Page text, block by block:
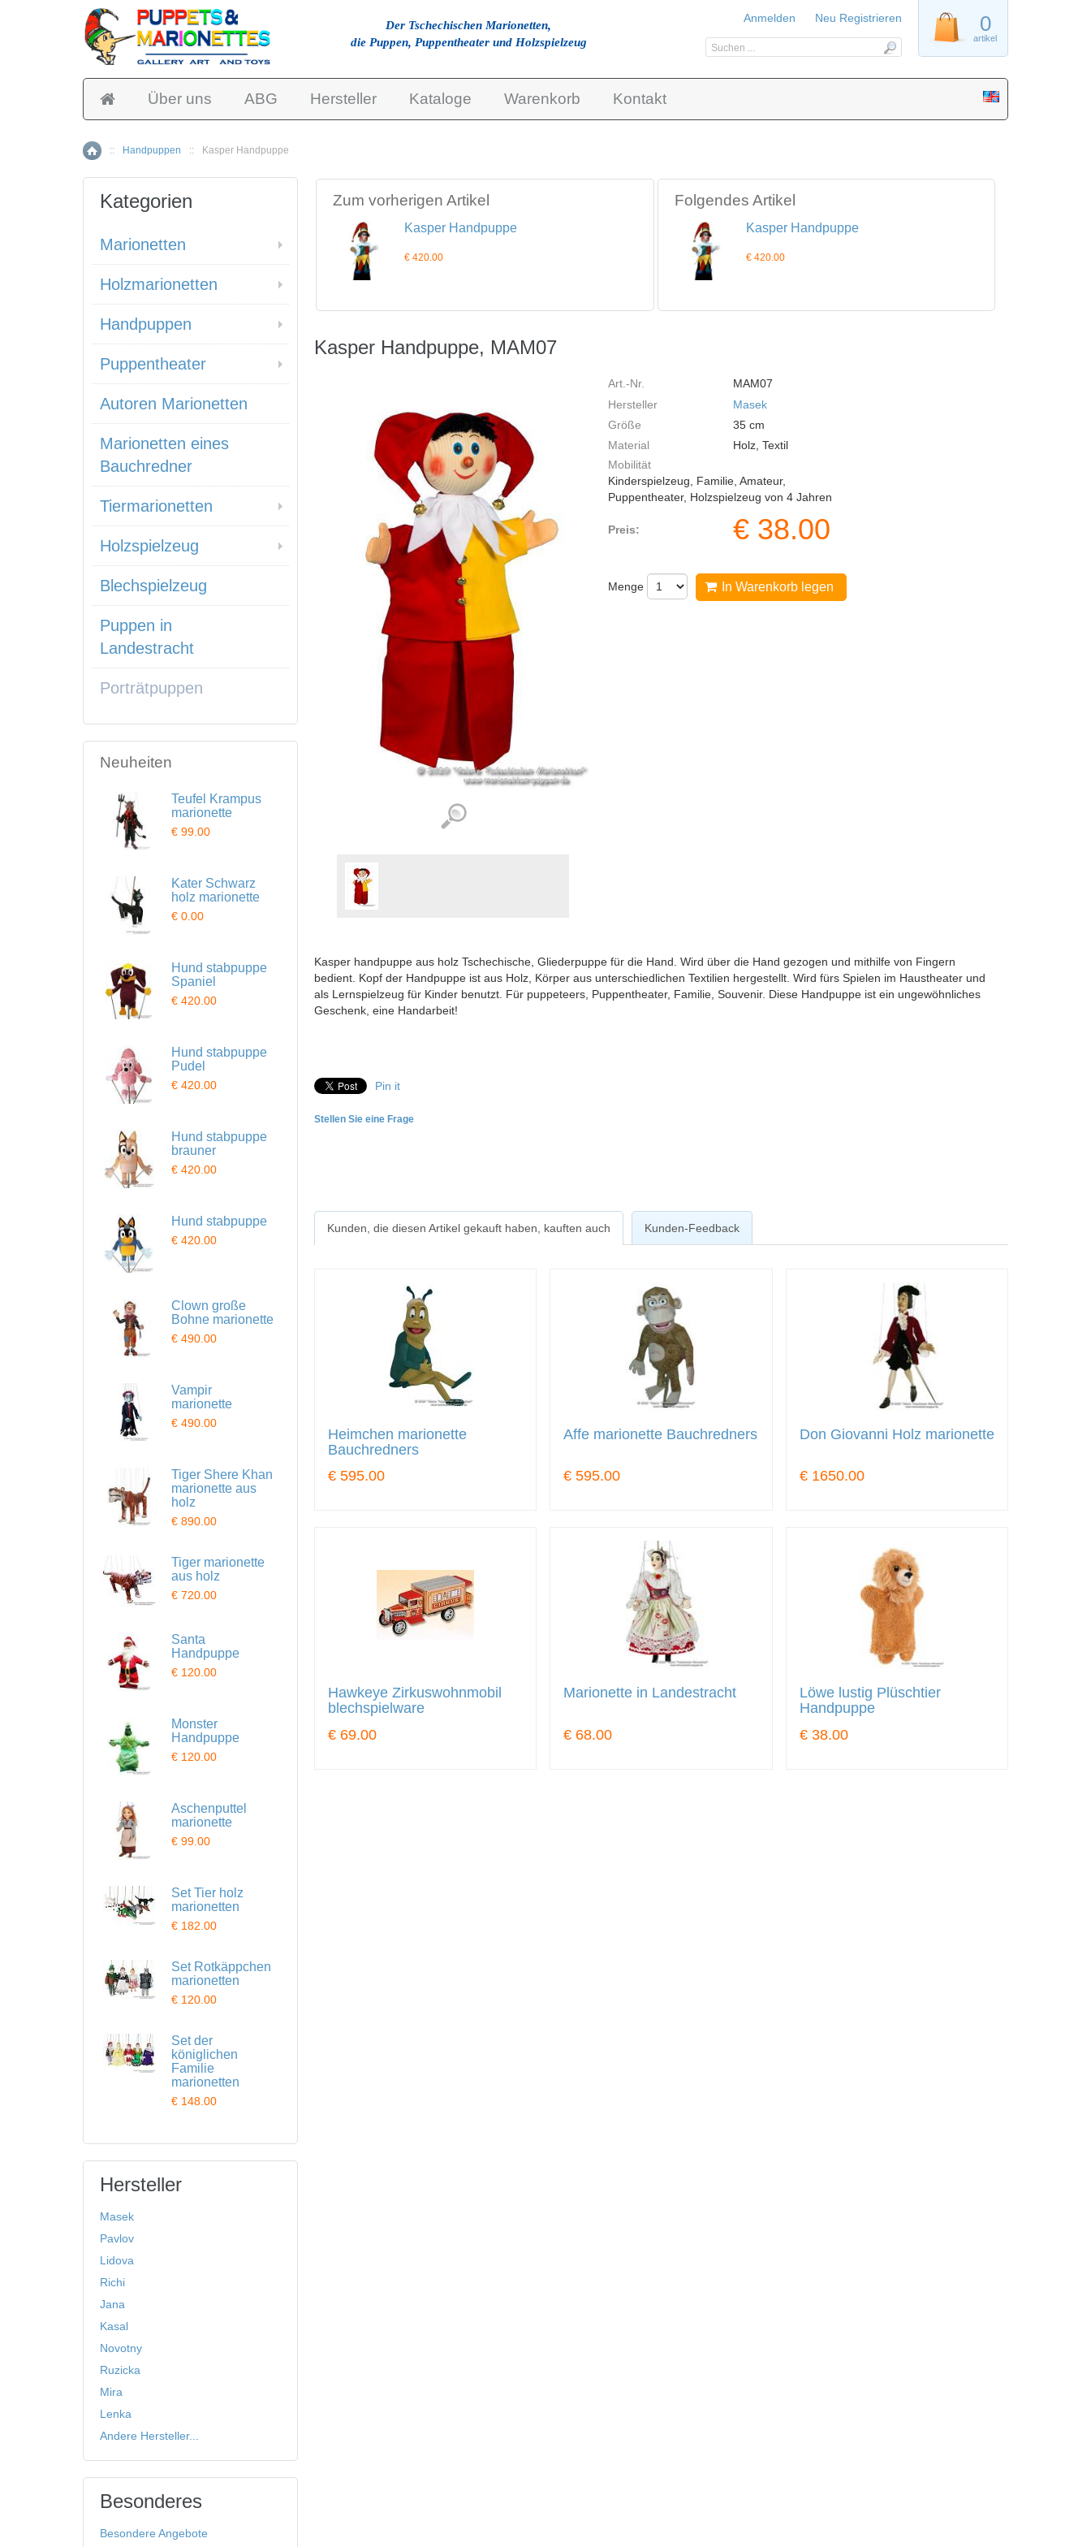
Über uns ABG Hersteller Kataloge Warenkorb Kontakt
Home
:: Handpuppen :: Kasper Handpuppe
Zum vorherigen Artikel
Kasper Handpuppe
€ 420.00
Folgendes Artikel
Kasper Handpuppe
€ 420.00
Kasper Handpuppe, MAM07
Art.-Nr.
MAM07
Hersteller
Masek
Größe
35 cm
Material
Holz, Textil
Mobilität
Kinderspielzeug, Familie, Amateur,
Puppentheater, Holzspielzeug von 4 Jahren
Preis: € 38.00
Menge In Warenkorb legen
Kasper handpuppe aus holz Tschechische, Gliederpuppe für die Hand. Wird über die Hand gezogen und mithilfe von Fingern
bedient. Kopf der Handpuppe ist aus Holz, Körper aus unterschiedlichen Textilien hergestellt. Wird fürs Spielen im Haustheater und
als Lernspielzeug für Kinder benutzt. Für puppeteers, Puppentheater, Familie, Souvenir. Diese Handpuppe ist ein ungewöhnliches
Geschenk, eine Handarbeit!
Pin it
Stellen Sie eine Frage
Kunden, die diesen Artikel gekauft haben, kauften auch Kunden-Feedback
Heimchen marionette
Bauchredners
€ 595.00
Affe marionette Bauchredners
€ 595.00
Don Giovanni Holz marionette
€ 1650.00
Hawkeye Zirkuswohnmobil
blechspielware
€ 69.00
Marionette in Landestracht
€ 68.00
Löwe lustig Plüschtier
Handpuppe
€ 38.00
Kategorien
Marionetten
Holzmarionetten
Handpuppen
Puppentheater
Autoren Marionetten
Marionetten eines
Bauchredner
Tiermarionetten
Holzspielzeug
Blechspielzeug
Puppen in
Landestracht
Porträtpuppen
Neuheiten
Teufel Krampus
marionette
€ 99.00
Kater Schwarz
holz marionette
€ 0.00
Hund stabpuppe
Spaniel
€ 420.00
Hund stabpuppe
Pudel
€ 420.00
Hund stabpuppe
brauner
€ 420.00
Hund stabpuppe
€ 420.00
Clown große
Bohne marionette
€ 490.00
Vampir
marionette
€ 490.00
Tiger Shere Khan
marionette aus
holz
€ 890.00
Tiger marionette
aus holz
€ 720.00
Santa
Handpuppe
€ 120.00
Monster
Handpuppe
€ 120.00
Aschenputtel
marionette
€ 99.00
Set Tier holz
marionetten
€ 182.00
Set Rotkäppchen
marionetten
€ 120.00
Set der
königlichen
Familie
marionetten
€ 148.00
Hersteller
Masek
Pavlov
Lidova
Richi
Jana
Kasal
Novotny
Ruzicka
Mira
Lenka
Andere Hersteller...
Besonderes
Besondere Angebote
Der Tschechischen Marionetten,
die Puppen, Puppentheater und Holzspielzeug
0
artikel
Anmelden Neu Registrieren